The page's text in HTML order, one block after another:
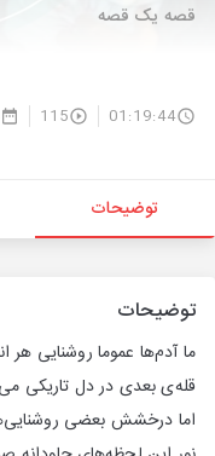
قصه یک قصه
01:19:44
115
توضیحات
توضیحات
ما آدم‌ها عموما روشنایی
قله‌ی بعدی در دل تاریکی‌
اما درخشش بعضی